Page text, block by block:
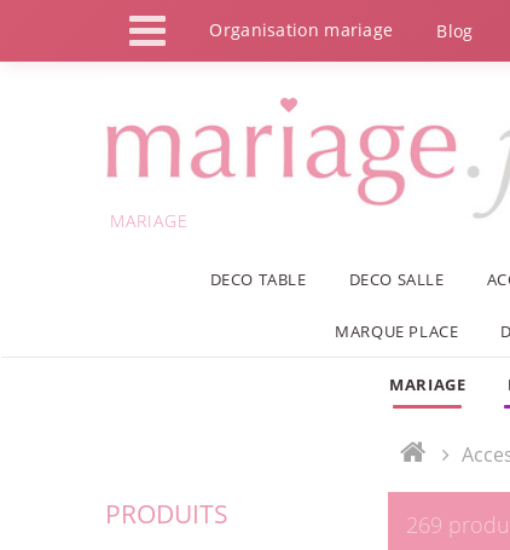
Organisation mariage Blog
MARIAGE
DECO TABLE DECO SALLE
MARQUE PLACE
MARIAGE
PRODUITS 269
Panneau de gestion des cookies